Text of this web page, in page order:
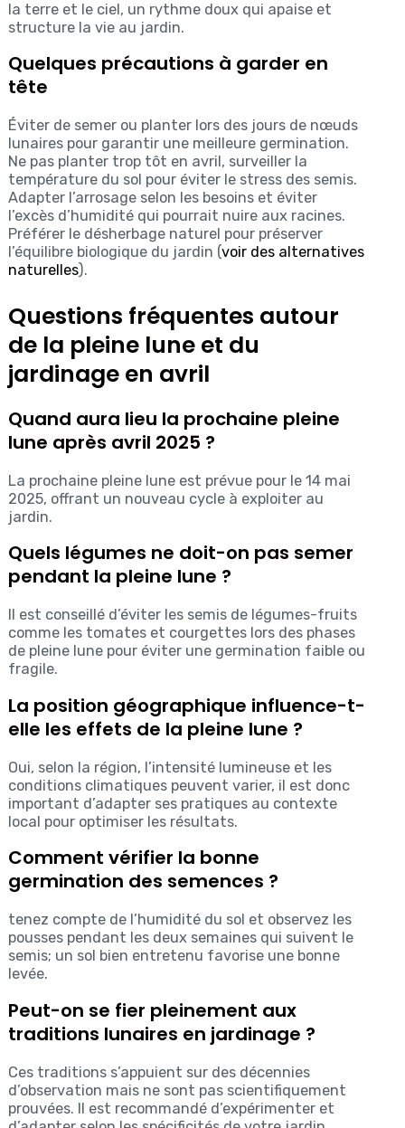
la terre et le ciel, un rythme doux qui apaise et
structure la vie au jardin.
Quelques précautions à garder en
tête
Éviter de semer ou planter lors des jours de nœuds
lunaires pour garantir une meilleure germination.
Ne pas planter trop tôt en avril, surveiller la
température du sol pour éviter le stress des semis.
Adapter l’arrosage selon les besoins et éviter
l’excès d’humidité qui pourrait nuire aux racines.
Préférer le désherbage naturel pour préserver
l’équilibre biologique du jardin (voir des alternatives
naturelles).
Questions fréquentes autour
de la pleine lune et du
jardinage en avril
Quand aura lieu la prochaine pleine
lune après avril 2025 ?
La prochaine pleine lune est prévue pour le 14 mai
2025, offrant un nouveau cycle à exploiter au
jardin.
Quels légumes ne doit-on pas semer
pendant la pleine lune ?
Il est conseillé d’éviter les semis de légumes-fruits
comme les tomates et courgettes lors des phases
de pleine lune pour éviter une germination faible ou
fragile.
La position géographique influence-t-
elle les effets de la pleine lune ?
Oui, selon la région, l’intensité lumineuse et les
conditions climatiques peuvent varier, il est donc
important d’adapter ses pratiques au contexte
local pour optimiser les résultats.
Comment vérifier la bonne
germination des semences ?
tenez compte de l’humidité du sol et observez les
pousses pendant les deux semaines qui suivent le
semis; un sol bien entretenu favorise une bonne
levée.
Peut-on se fier pleinement aux
traditions lunaires en jardinage ?
Ces traditions s’appuient sur des décennies
d’observation mais ne sont pas scientifiquement
prouvées. Il est recommandé d’expérimenter et